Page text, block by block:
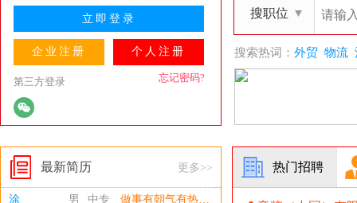
企业注册 个人注册
第三方登录 忘记密码?
搜职位
搜索热词： 外贸 物流
最新简历 更多>>
涂 男 中专 做事有朝气有热情有干劲，工作认真负责，学习能力强且具备出色的良好语言表达能力者。具有良好的沟通能力及团队合作精神，有原则性，掌握WPS office办公软件操作技能。
热门招聘